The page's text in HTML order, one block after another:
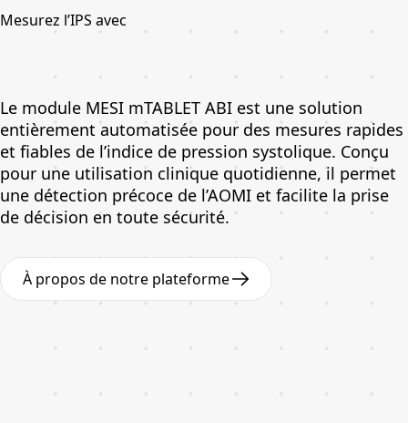
Mesurez l’IPS avec
Le module MESI mTABLET ABI est une solution
entièrement automatisée pour des mesures rapides
et fiables de l’indice de pression systolique. Conçu
pour une utilisation clinique quotidienne, il permet
une détection précoce de l’AOMI et facilite la prise
de décision en toute sécurité.
À propos de notre plateforme